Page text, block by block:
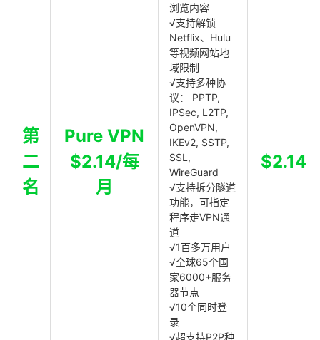
第
二
名
Pure VPN
$2.14/每
月
浏览内容
√支持解锁
Netflix、Hulu
等视频网站地
域限制
√支持多种协
议： PPTP,
IPSec, L2TP,
OpenVPN,
IKEv2, SSTP,
SSL,
WireGuard
√支持拆分隧道
功能，可指定
程序走VPN通
道
√1百多万用户
√全球65个国
家6000+服务
器节点
√10个同时登
录
√超支持P2P种
$2.14